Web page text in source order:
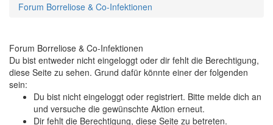
Forum Borreliose & Co-Infektionen
Forum Borreliose & Co-Infektionen
Du bist entweder nicht eingeloggt oder dir fehlt die Berechtigung,
diese Seite zu sehen. Grund dafür könnte einer der folgenden
sein:
Du bist nicht eingeloggt oder registriert. Bitte melde dich an
und versuche die gewünschte Aktion erneut.
Dir fehlt die Berechtigung, diese Seite zu betreten.